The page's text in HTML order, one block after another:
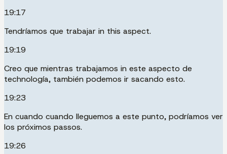
19:17
Tendríamos que trabajar in this aspect.
19:19
Creo que mientras trabajamos in este aspecto de
technología, también podemos ir sacando esto.
19:23
En cuando cuando lleguemos a este punto, podríamos ver
los próximos passos.
19:26